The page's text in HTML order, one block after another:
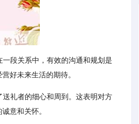
段关系中，有效的沟通和规划是
好未来生活的期待。
礼者的细心和周到。这表明对方
意和关怀。